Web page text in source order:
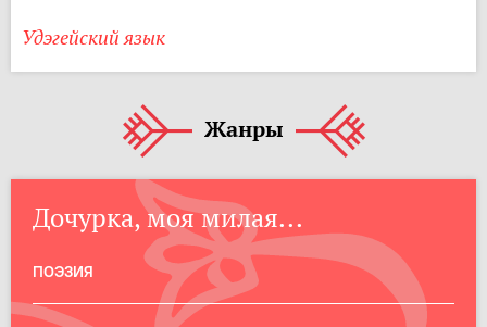
Удэгейский язык
Жанры
Дочурка, моя милая...
ПОЭЗИЯ